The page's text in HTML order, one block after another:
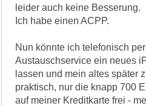
leider auch keine Besserung.
Ich habe einen ACPP.
Nun könnte ich telefonisch
Austauschservice ein neues
lassen und mein altes später
praktisch, nur die knapp 700
auf meiner Kreditkarte frei -